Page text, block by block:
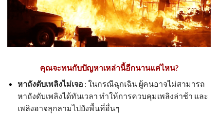
คุณจะทนกับปัญหาเหล่านี้อีกนานแค่ไหน?
หาถังดับเพลิงไม่เจอ : ในกรณีฉุกเฉิน ผู้คนอาจไม่สามารถ
หาถังดับเพลิงได้ทันเวลา ทำให้การควบคุมเพลิงล่าช้า และ
เพลิงอาจลุกลามไปยังพื้นที่อื่นๆ